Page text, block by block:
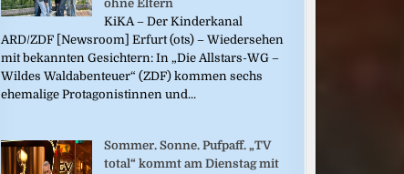
ohne Eltern
KiKA – Der Kinderkanal
ARD/ZDF [Newsroom] Erfurt (ots) – Wiedersehen
mit bekannten Gesichtern: In „Die Allstars-WG –
Wildes Waldabenteuer“ (ZDF) kommen sechs
ehemalige Protagonistinnen und...
Sommer. Sonne. Pufpaff. „TV
total“ kommt am Dienstag mit